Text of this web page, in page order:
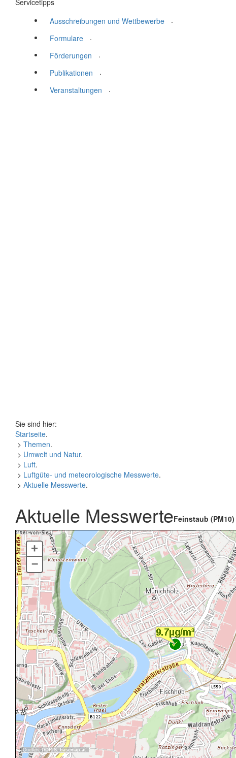
Servicetipps
Ausschreibungen und Wettbewerbe
.
Formulare
.
Förderungen
.
Publikationen
.
Veranstaltungen
.
Sie sind hier:
Startseite.
> Themen.
> Umwelt und Natur.
> Luft.
> Luftgüte- und meteorologische Messwerte.
> Aktuelle Messwerte.
Aktuelle MesswerteFeinstaub (PM10)
Quellen:DORIS, basemap.at
+
–